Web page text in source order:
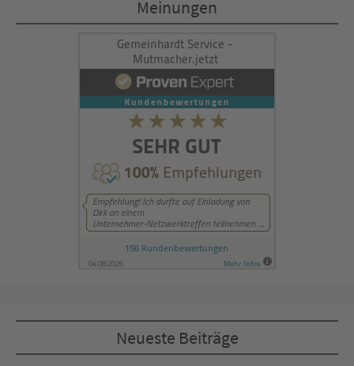
powered byUsercentrics Consent
Management Platform&eRecht24
Meinungen
Neueste Beiträge